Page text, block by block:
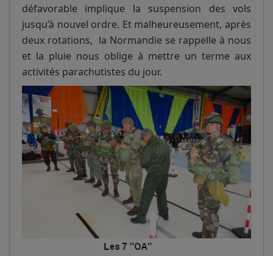
défavorable implique la suspension des vols
jusqu’à nouvel ordre. Et malheureusement, après
deux rotations, la Normandie se rappelle à nous
et la pluie nous oblige à mettre un terme aux
activités parachutistes du jour.